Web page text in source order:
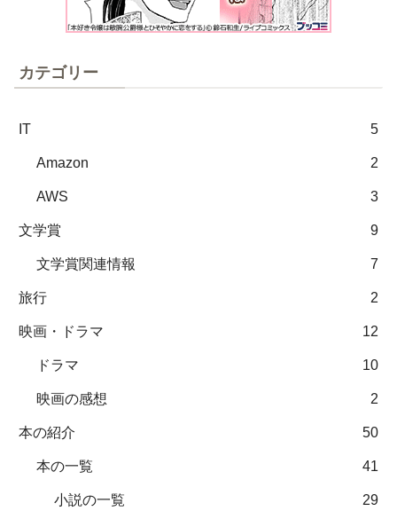
カテゴリー
IT 5
Amazon 2
AWS 3
文学賞 9
文学賞関連情報 7
旅行 2
映画・ドラマ 12
ドラマ 10
映画の感想 2
本の紹介 50
本の一覧 41
小説の一覧 29